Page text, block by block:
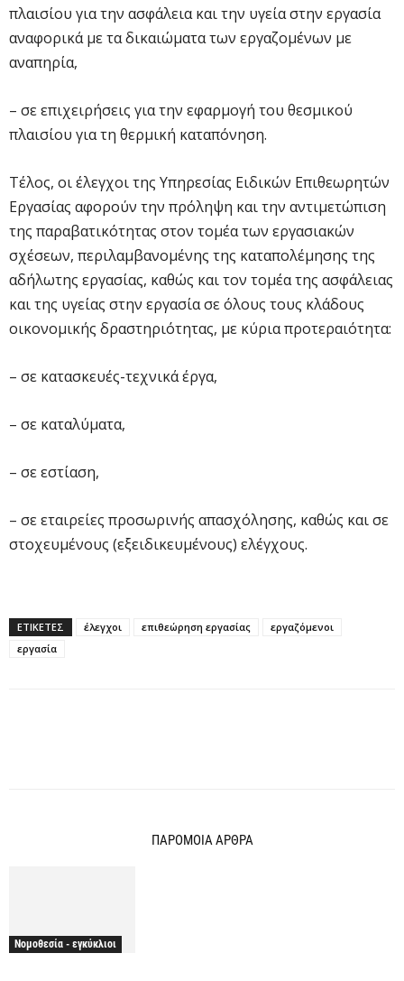
πλαισίου για την ασφάλεια και την υγεία στην εργασία
αναφορικά με τα δικαιώματα των εργαζομένων με
αναπηρία,
– σε επιχειρήσεις για την εφαρμογή του θεσμικού
πλαισίου για τη θερμική καταπόνηση.
Τέλος, οι έλεγχοι της Υπηρεσίας Ειδικών Επιθεωρητών
Εργασίας αφορούν την πρόληψη και την αντιμετώπιση
της παραβατικότητας στον τομέα των εργασιακών
σχέσεων, περιλαμβανομένης της καταπολέμησης της
αδήλωτης εργασίας, καθώς και τον τομέα της ασφάλειας
και της υγείας στην εργασία σε όλους τους κλάδους
οικονομικής δραστηριότητας, με κύρια προτεραιότητα:
– σε κατασκευές-τεχνικά έργα,
– σε καταλύματα,
– σε εστίαση,
– σε εταιρείες προσωρινής απασχόλησης, καθώς και σε
στοχευμένους (εξειδικευμένους) ελέγχους.
ΕΤΙΚΕΤΕΣ έλεγχοι επιθεώρηση εργασίας
εργαζόμενοι
εργασία
ΠΑΡΟΜΟΙΑ ΑΡΘΡΑ
Νομοθεσία - εγκύκλιοι